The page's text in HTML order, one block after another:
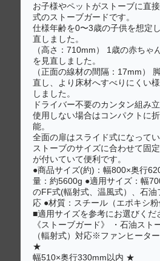
お子様やペットがストーブに直
式のストーブガードです。
仕様年齢を0〜3歳の子供を想定
直しました。
（高さ：710mm） 1歳の赤ちゃ
を見直しました。
（正面の線材の間隔：17mm）
直し、より床材へすべりにくい
しました。
ドライバー不要のカンタン組み立
使用しない場合はコンパクトに
能。
全面の扉はスライド式になってい
ストーブのサイズに合わせて固
が付いていて便利です。
●商品サイズ(約)：幅800×奥行
量：約5600g ●適用サイズ：幅
のFF式(輻射式、温風式）、石油
応 ●材質：スチール（エポキシ
■適用サイズを参考にお選びくだ
《ストーブガード》 ・石油スト
（輻射式）対応※ファンヒータ
★
幅510×奥行330mm以内 ★